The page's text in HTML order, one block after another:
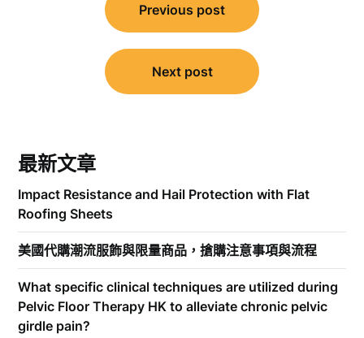
Previous post
Next post
最新文章
Impact Resistance and Hail Protection with Flat
Roofing Sheets
美國代購潮流服飾與限量商品，搶購注意事項與流程
What specific clinical techniques are utilized during
Pelvic Floor Therapy HK to alleviate chronic pelvic
girdle pain?